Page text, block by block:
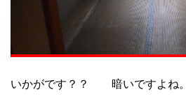
いかがです？？ 暗いですよね。